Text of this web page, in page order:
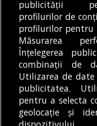
MODIFICĂ
© Copyright
Găzduit de
Despre
Noi
Media
Kit
publicității
profilurilor de
profilurilor pentru
Măsurarea
Înțelegerea
combinații de
Utilizarea de
publicitatea.
pentru a selecta
geolocație și